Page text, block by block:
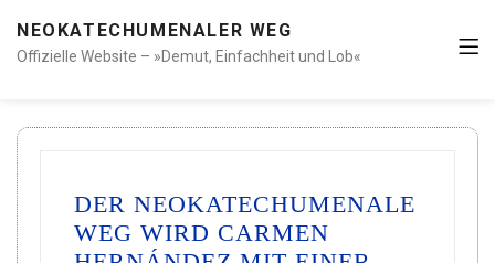
NEOKATECHUMENALER WEG
Offizielle Website – »Demut, Einfachheit und Lob«
DER NEOKATECHUMENALE
WEG WIRD CARMEN